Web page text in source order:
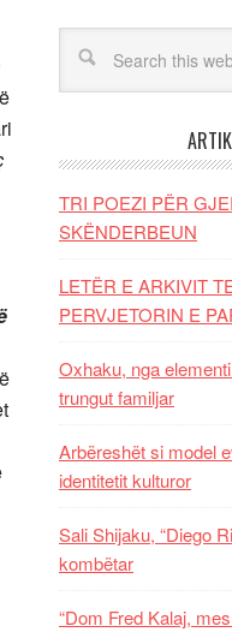
TRI POEZI PËR
SKËNDERBEUN
LETËR E ARKIVIT
PERVJETORIN E
Oxhaku, nga
trungut familjar
Arbëreshët si model
identitetit kulturor
Sali Shijaku, “Diego
kombëtar
“Dom Fred Kalaj,